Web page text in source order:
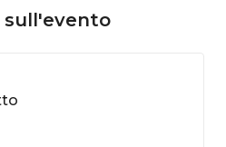
sull'evento